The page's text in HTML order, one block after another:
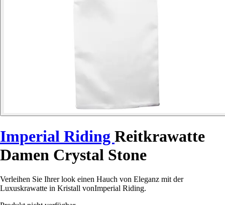
Imperial Riding Reitkrawatte
Damen Crystal Stone
Verleihen Sie Ihrer look einen Hauch von Eleganz mit der
Luxuskrawatte in Kristall vonImperial Riding.